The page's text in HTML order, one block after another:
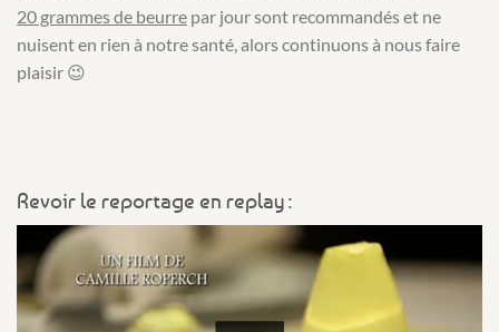
20 grammes de beurre par jour sont recommandés et ne
nuisent en rien à notre santé, alors continuons à nous faire
plaisir 😉
Revoir le reportage en replay :